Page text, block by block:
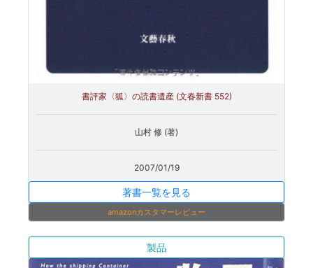
書評家〈狐〉の読書遺産 (文春新書 552)
山村 修 (著)
2007/01/19
著書一覧を見る
amazonカスタマーレビュー
製品